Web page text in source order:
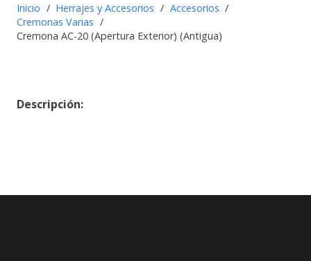
Inicio / Herrajes y Accesorios / Accesorios /
Cremonas Varias /
Cremona AC-20 (Apertura Exterior) (Antigua)
Descripción: